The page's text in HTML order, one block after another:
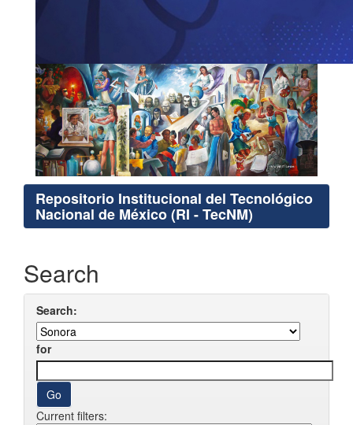
Repositorio Institucional del Tecnológico
Nacional de México (RI - TecNM)
Search
Search:
for
Current filters: